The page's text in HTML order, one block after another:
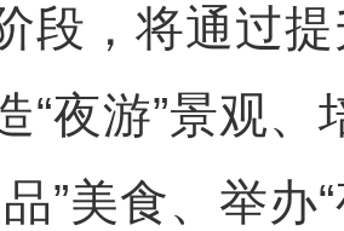
段，将通过提
“夜游”景观、
”美食、举办